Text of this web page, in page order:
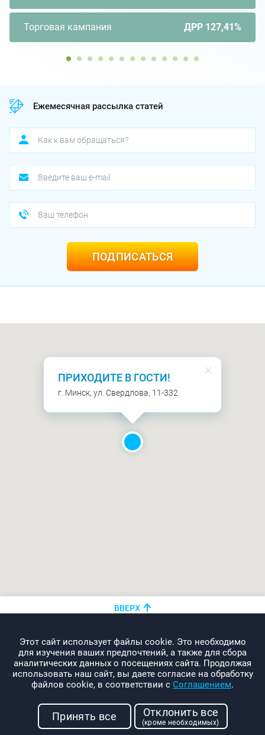
Торговая кампания ДРР 127,41%
Ежемесячная рассылка статей
ПОДПИСАТЬСЯ
ПРИХОДИТЕ В ГОСТИ!
г. Минск, ул. Свердлова, 11-332
Этот сайт использует файлы cookie. Это необходимо
для изучения ваших предпочтений, а также для сбора
аналитических данных о посещениях сайта. Продолжая
использовать наш сайт, вы даете согласие на обработку
файлов cookie, в соответствии с Соглашением.
Принять все Отклонить все
(кроме необходимых)
ВВЕРХ
info@promo-webcom.by
© 2000-2026. Webcom Performance
г. Минск, ул. Свердлова, 11-332
УНП: 190437288